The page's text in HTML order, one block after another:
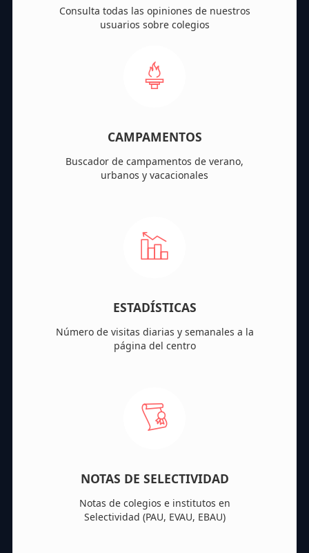
Consulta todas las opiniones de nuestros
usuarios sobre colegios
CAMPAMENTOS
Buscador de campamentos de verano,
urbanos y vacacionales
ESTADÍSTICAS
Número de visitas diarias y semanales a la
página del centro
NOTAS DE SELECTIVIDAD
Notas de colegios e institutos en
Selectividad (PAU, EVAU, EBAU)